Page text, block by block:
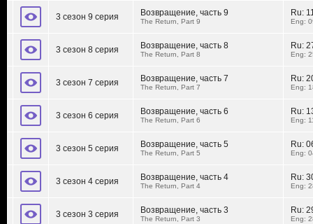
3 сезон 9 серия Возвращение, часть 9
The Return, Part 9
Ru:
Eng:
3 сезон 8 серия Возвращение, часть 8
The Return, Part 8
Ru:
Eng:
3 сезон 7 серия Возвращение, часть 7
The Return, Part 7
Ru:
Eng:
3 сезон 6 серия Возвращение, часть 6
The Return, Part 6
Ru:
Eng:
3 сезон 5 серия Возвращение, часть 5
The Return, Part 5
Ru:
Eng:
3 сезон 4 серия Возвращение, часть 4
The Return, Part 4
Ru:
Eng:
3 сезон 3 серия Возвращение, часть 3
The Return, Part 3
Ru:
Eng: